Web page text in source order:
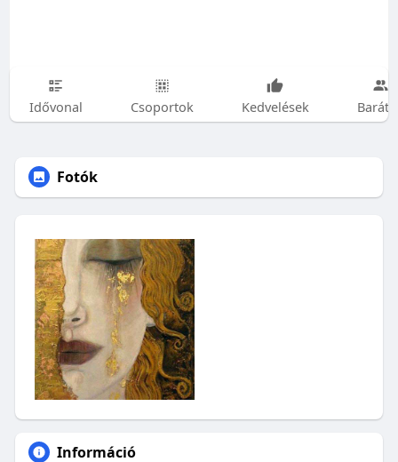
Idővonal Csoportok Kedvelések
Fotók
Információ